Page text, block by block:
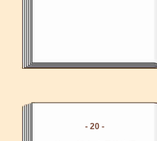
- 20 -